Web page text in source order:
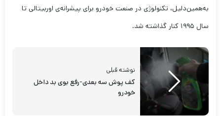
به‌همین‌دلیل، تکنولوژی در صنعت خودرو برای پیشرانه‌ی اوربیتالی تا
سال ۱۹۹۵ کنار گذاشته شد.
نوشته قبلی
کف پوش سه بعدی-رفع بوی بد داخل
خودرو